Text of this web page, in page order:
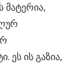
მატერია,
ეს ის გაზია,